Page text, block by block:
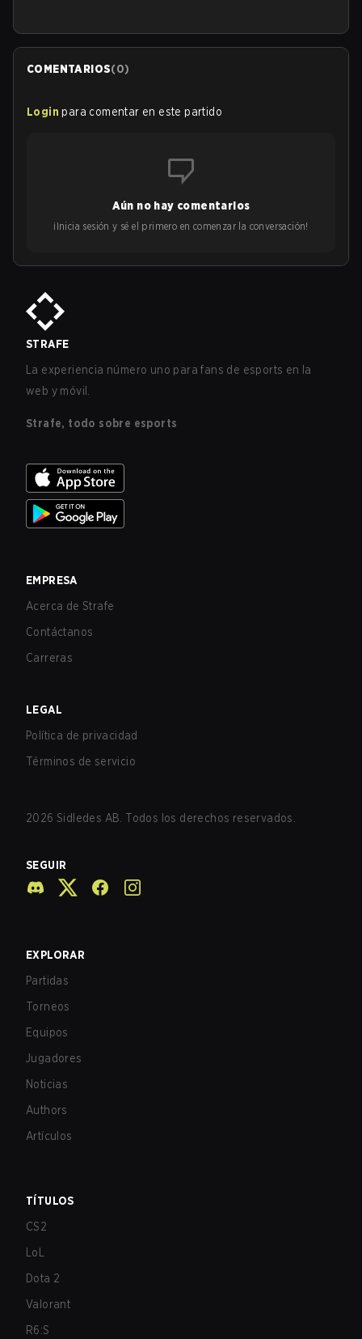
COMENTARIOS(0)
Login para comentar en este partido
Aún no hay comentarios
¡Inicia sesión y sé el primero en comenzar la conversación!
STRAFE
La experiencia número uno para fans de esports en la
web y móvil.
Strafe, todo sobre esports
EMPRESA
Acerca de Strafe
Contáctanos
Carreras
LEGAL
Política de privacidad
Términos de servicio
2026 Sidledes AB. Todos los derechos reservados.
SEGUIR
EXPLORAR
Partidas
Torneos
Equipos
Jugadores
Noticias
Authors
Artículos
TÍTULOS
CS2
LoL
Dota 2
Valorant
R6:S